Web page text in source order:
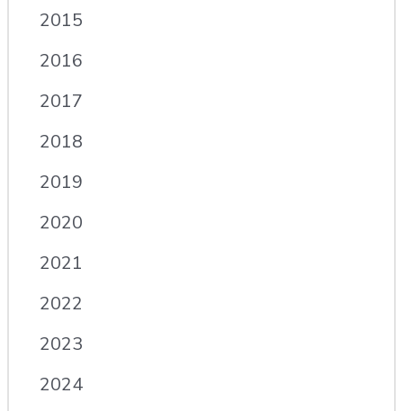
2015
2016
2017
2018
2019
2020
2021
2022
2023
2024